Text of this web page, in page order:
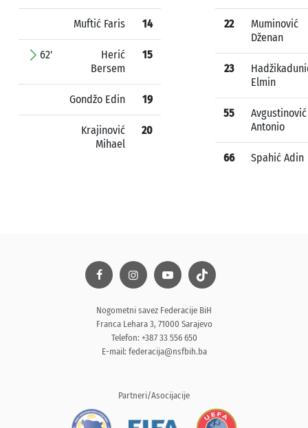
Muftić Faris 14
62'
Herić
Bersem
15
Gondžo Edin 19
Krajinović
Mihael
20
22
Muminović
Dženan
23
Elmin
55
Avgustinović
Antonio
66 Spahić Adin
Nogometni savez Federacije BiH
Franca Lehara 3, 71000 Sarajevo
Telefon: +387 33 556 650
E-mail: federacija@nsfbih.ba
Partneri/Asocijacije